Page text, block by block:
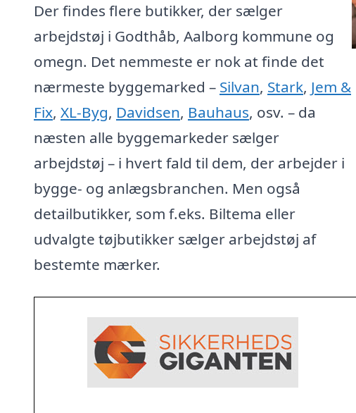
Der findes flere butikker, der sælger
arbejdstøj i Godthåb, Aalborg kommune og
omegn. Det nemmeste er nok at finde det
nærmeste byggemarked – Silvan, Stark, Jem &
Fix, XL-Byg, Davidsen, Bauhaus, osv. – da
næsten alle byggemarkeder sælger
arbejdstøj – i hvert fald til dem, der arbejder i
bygge- og anlægsbranchen. Men også
detailbutikker, som f.eks. Biltema eller
udvalgte tøjbutikker sælger arbejdstøj af
bestemte mærker.